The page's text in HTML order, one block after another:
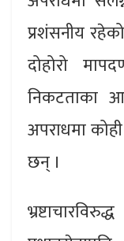
प्रशंसनीय
दोहोरो
निकटताका
अपराधमा
छन् ।